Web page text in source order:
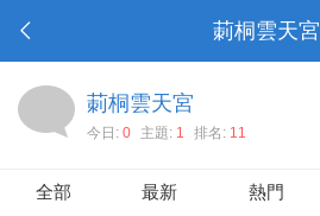
莿桐雲天宮
莿桐雲天宮
今日: 0 主題: 1 排名: 11
全部 最新 熱門